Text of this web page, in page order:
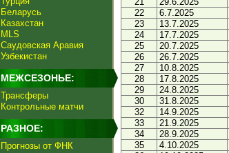
Беларусь
Казахстан
MLS
Саудовская Аравия
Узбекистан
МЕЖСЕЗОНЬЕ:
Трансферы
Контрольные матчи
РАЗНОЕ:
Прогнозы от ФНК
22
6.7.2025
23
13.7.2025
24
17.7.2025
25
20.7.2025
26
26.7.2025
27
10.8.2025
28
17.8.2025
29
24.8.2025
30
31.8.2025
32
14.9.2025
33
21.9.2025
34
28.9.2025
35
4.10.2025